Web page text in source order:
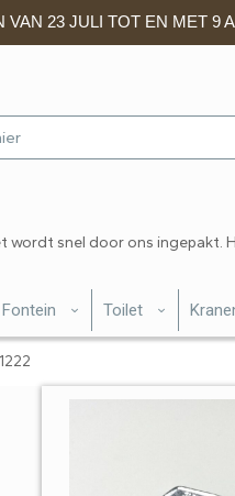
VAN 23 JULI TOT EN MET 9
wordt snel door ons ingepakt.
Fontein Toilet